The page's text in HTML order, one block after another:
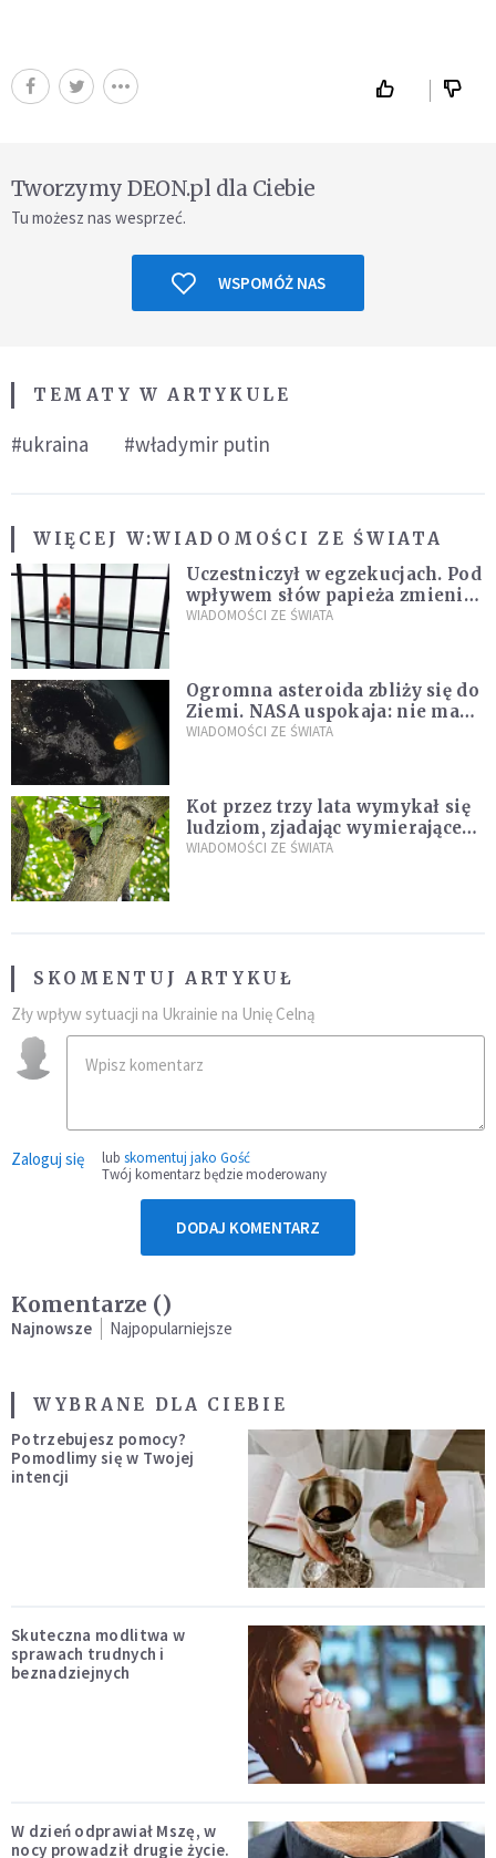
Tworzymy DEON.pl dla Ciebie
Tu możesz nas wesprzeć.
WSPOMÓŻ NAS
TEMATY W ARTYKULE
#ukraina #władymir putin
WIĘCEJ W:WIADOMOŚCI ZE ŚWIATA
Uczestniczył w egzekucjach. Pod
wpływem słów papieża zmienił
zdanie
WIADOMOŚCI ZE ŚWIATA
Ogromna asteroida zbliży się do
Ziemi. NASA uspokaja: nie ma
zagrożenia
WIADOMOŚCI ZE ŚWIATA
Kot przez trzy lata wymykał się
ludziom, zjadając wymierające
kaczki. W końcu popełnił
WIADOMOŚCI ZE ŚWIATA
SKOMENTUJ ARTYKUŁ
Zły wpływ sytuacji na Ukrainie na Unię Celną
Zaloguj się lub skomentuj jako Gość
Twój komentarz będzie moderowany
DODAJ KOMENTARZ
Komentarze ()
Najnowsze Najpopularniejsze
WYBRANE DLA CIEBIE
Potrzebujesz pomocy?
Pomodlimy się w Twojej
intencji
Skuteczna modlitwa w
sprawach trudnych i
beznadziejnych
W dzień odprawiał Mszę, w
nocy prowadził drugie życie.